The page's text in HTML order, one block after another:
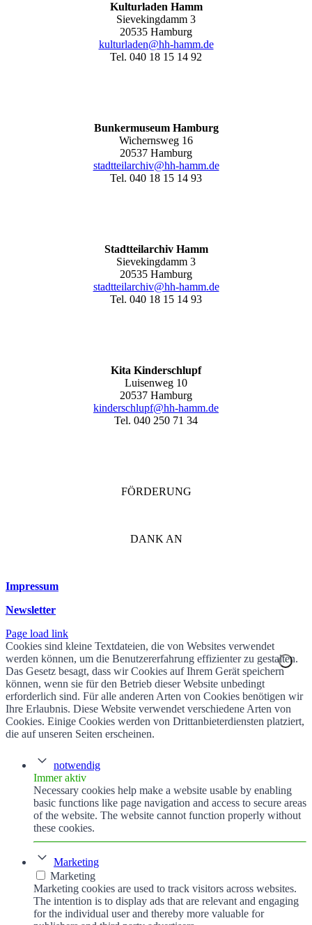
Kulturladen Hamm
Sievekingdamm 3
20535 Hamburg
kulturladen@hh-hamm.de
Tel. 040 18 15 14 92
Bunkermuseum Hamburg
Wichernsweg 16
20537 Hamburg
stadtteilarchiv@hh-hamm.de
Tel. 040 18 15 14 93
Stadtteilarchiv Hamm
Sievekingdamm 3
20535 Hamburg
stadtteilarchiv@hh-hamm.de
Tel. 040 18 15 14 93
Kita Kinderschlupf
Luisenweg 10
20537 Hamburg
kinderschlupf@hh-hamm.de
Tel. 040 250 71 34
FÖRDERUNG
DANK AN
Impressum
Newsletter
Page load link
Cookies sind kleine Textdateien, die von Websites verwendet
werden können, um die Benutzererfahrung effizienter zu gestalten.
Das Gesetz besagt, dass wir Cookies auf Ihrem Gerät speichern
können, wenn sie für den Betrieb dieser Website unbedingt
erforderlich sind. Für alle anderen Arten von Cookies benötigen wir
Ihre Erlaubnis. Diese Website verwendet verschiedene Arten von
Cookies. Einige Cookies werden von Drittanbieterdiensten platziert,
die auf unseren Seiten erscheinen.
notwendig
Immer aktiv
Necessary cookies help make a website usable by enabling
basic functions like page navigation and access to secure areas
of the website. The website cannot function properly without
these cookies.
Marketing
Marketing
Marketing cookies are used to track visitors across websites.
The intention is to display ads that are relevant and engaging
for the individual user and thereby more valuable for